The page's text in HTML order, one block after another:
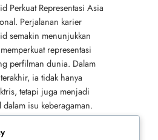
Perkuat Representasi Asia
Perjalanan karier
semakin menunjukkan
representasi
perfilman dunia. Dalam
ia tidak hanya
tetapi juga menjadi
dalam isu keberagaman.
menjadi sorotan,
meningkatnya…